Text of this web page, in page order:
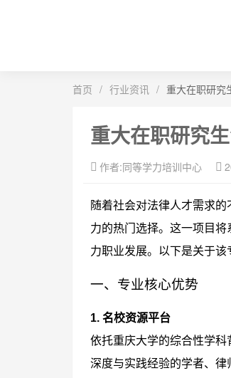
首页 / 行业资讯 / 重大在职研究
重大在职研究
作者:同等学力培训中心
随着社会对法律人才需求的
力的热门选择。这一项目
力职业发展。以下是关于该
一、专业核心优势
1. 名校资源平台
依托重庆大学的综合性学
深度与实践经验的学者、律